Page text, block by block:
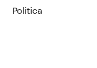
Politica